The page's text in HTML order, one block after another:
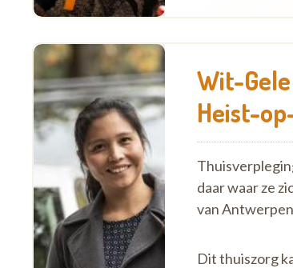
Wit-
Heist-
daar waar ze
van
Dit thuiszorg